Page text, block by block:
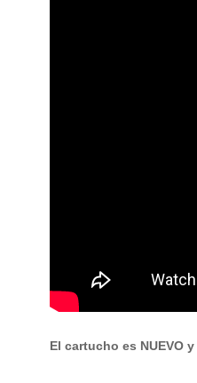
El cartucho es NUEVO